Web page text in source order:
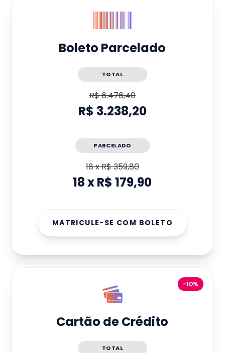
Boleto Parcelado
TOTAL
R$ 6.476,40
R$ 3.238,20
PARCELADO
18xR$ 359,80
18xR$ 179,90
MATRICULE-SE COM BOLETO
-10%
Cartão de Crédito
TOTAL